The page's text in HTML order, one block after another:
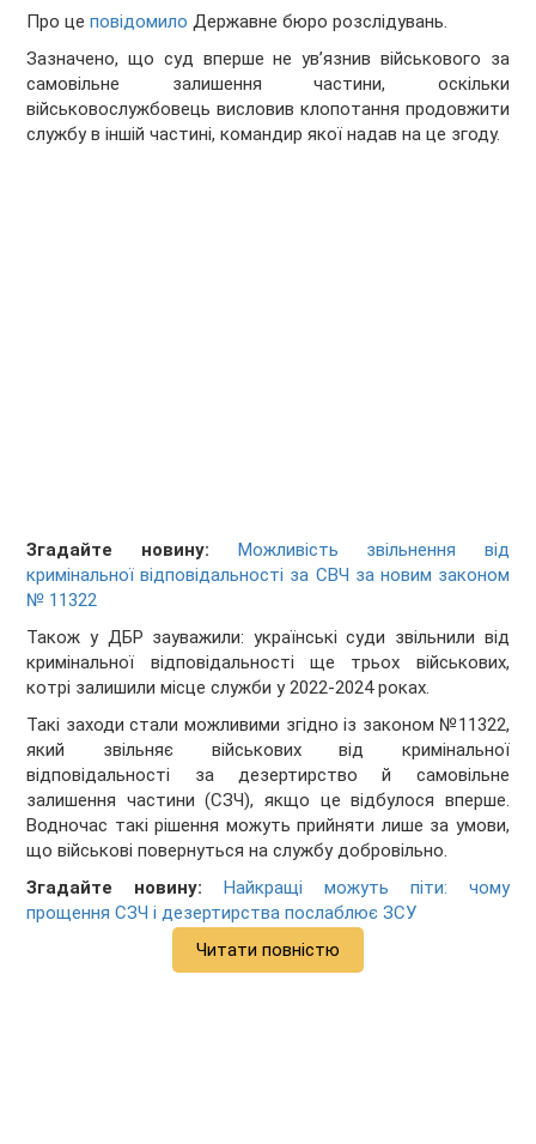
Про цеповідомило Державне бюро розслідувань.
Зазначено, що суд вперше не увʼязнив військового за
самовільне залишення частини, оскільки
військовослужбовець висловив клопотання продовжити
службу в іншій частині, командир якої надав на це згоду.
Згадайте новину:
Можливість звільнення від
кримінальної відповідальності за СВЧ за новим законом
№ 11322
Також у ДБР зауважили: українські суди звільнили від
кримінальної відповідальності ще трьох військових,
котрі залишили місце служби у 2022-2024 роках.
Такі заходи стали можливими згідно із законом №11322,
який звільняє військових від кримінальної
відповідальності за дезертирство й самовільне
залишення частини (СЗЧ), якщо це відбулося вперше.
Водночас такі рішення можуть прийняти лише за умови,
що військові повернуться на службу добровільно.
Згадайте новину:Найкращі можуть піти: чому
прощення СЗЧ і дезертирства послаблює ЗСУ
Читати повністю